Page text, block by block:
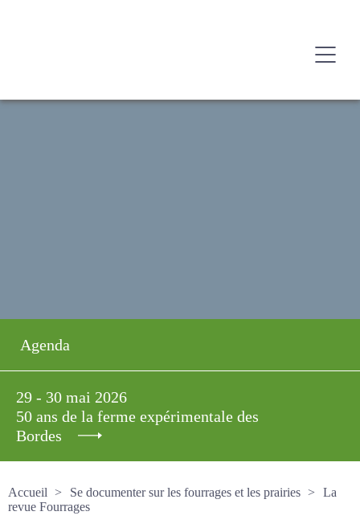
Agenda
29 - 30 mai 2026
50 ans de la ferme expérimentale des
Bordes
Accueil
Se documenter sur les fourrages et les prairies
La revue Fourrages